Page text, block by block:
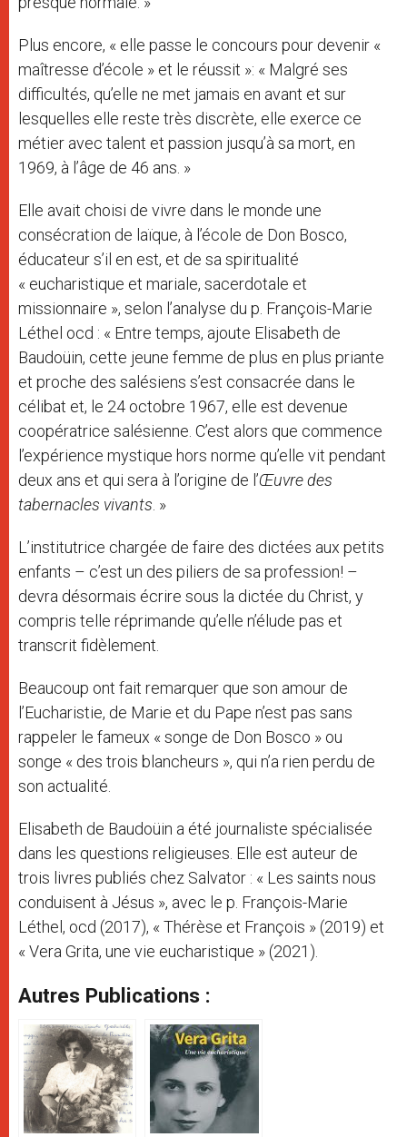
Plus encore, « elle passe le concours pour devenir «
maîtresse d’école » et le réussit »: « Malgré ses
difficultés, qu’elle ne met jamais en avant et sur
lesquelles elle reste très discrète, elle exerce ce
métier avec talent et passion jusqu’à sa mort, en
1969, à l’âge de 46 ans. »
Elle avait choisi de vivre dans le monde une
consécration de laïque, à l’école de Don Bosco,
éducateur s’il en est, et de sa spiritualité
« eucharistique et mariale, sacerdotale et
missionnaire », selon l’analyse du p. François-Marie
Léthel ocd : « Entre temps, ajoute Elisabeth de
Baudoüin, cette jeune femme de plus en plus priante
et proche des salésiens s’est consacrée dans le
célibat et, le 24 octobre 1967, elle est devenue
coopératrice salésienne. C’est alors que commence
l’expérience mystique hors norme qu’elle vit pendant
deux ans et qui sera à l’origine de l’Œuvre des
tabernacles vivants. »
L’institutrice chargée de faire des dictées aux petits
enfants – c’est un des piliers de sa profession! –
devra désormais écrire sous la dictée du Christ, y
compris telle réprimande qu’elle n’élude pas et
transcrit fidèlement.
Beaucoup ont fait remarquer que son amour de
l’Eucharistie, de Marie et du Pape n’est pas sans
rappeler le fameux « songe de Don Bosco » ou
songe « des trois blancheurs », qui n’a rien perdu de
son actualité.
Elisabeth de Baudoüin a été journaliste spécialisée
dans les questions religieuses. Elle est auteur de
trois livres publiés chez Salvator : « Les saints nous
conduisent à Jésus », avec le p. François-Marie
Léthel, ocd (2017), « Thérèse et François » (2019) et
« Vera Grita, une vie eucharistique » (2021).
Autres Publications :